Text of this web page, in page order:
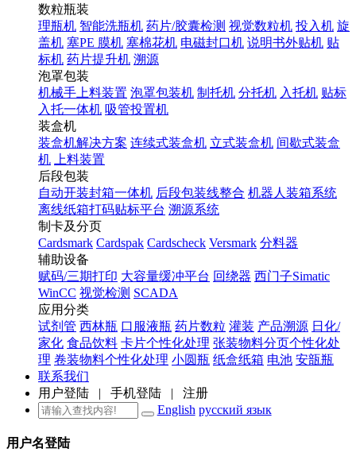
数粒瓶装
理瓶机 智能洗瓶机 药片/胶囊检测 视觉数粒机 投入机 旋
盖机 塞PE 膜机 塞棉花机 电磁封口机 说明书外贴机 贴
标机 药片提升机 溯源
泡罩包装
机械手上料装置 泡罩包装机 制托机 分托机 入托机 贴标
入托一体机 吸管投置机
装盒机
装盒机解决方案 连续式装盒机 立式装盒机 间歇式装盒
机
上料装置
后段包装
自动开装封箱一体机 后段包装线整合 机器人装箱系统
离线纸箱打码贴标平台 溯源系统
制卡及分页
Cardsmark Cardspak Cardscheck Versmark 分料器
辅助设备
赋码/三期打印 大容量缓冲平台 回绕器 西门子Simatic
WinCC 视觉检测 SCADA
应用分类
试剂管 西林瓶 口服液瓶 药片数粒 灌装 产品溯源 日化/
家化 食品饮料 卡片个性化处理 张装物料分页个性化处
理 卷装物料个性化处理 小圆瓶 纸盒纸箱 电池 安瓿瓶
联系我们
用户登陆 | 手机登陆 | 注册
English русский язык
用户名登陆